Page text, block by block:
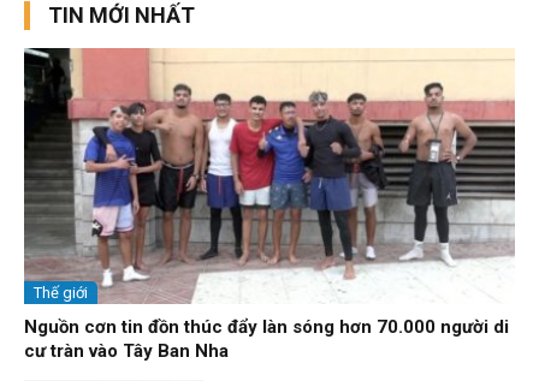
TIN MỚI NHẤT
Thế giới
Nguồn cơn tin đồn thúc đẩy làn sóng hơn 70.000 người di
cư tràn vào Tây Ban Nha